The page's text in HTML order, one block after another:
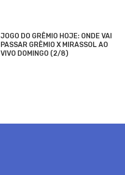
JOGO DO GRÊMIO HOJE: ONDE VAI
PASSAR GRÊMIO X MIRASSOL AO
VIVO DOMINGO (2/8)